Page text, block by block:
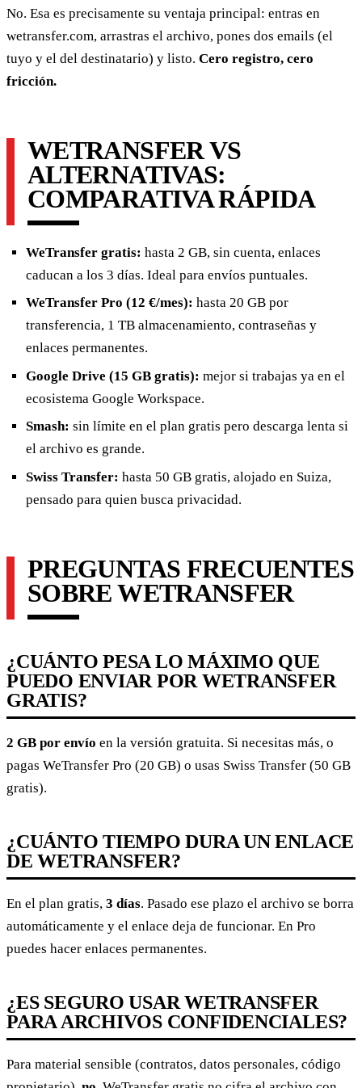
No. Esa es precisamente su ventaja principal: entras en
wetransfer.com, arrastras el archivo, pones dos emails (el
tuyo y el del destinatario) y listo. Cero registro, cero
fricción.
WETRANSFER VS
ALTERNATIVAS:
COMPARATIVA RÁPIDA
WeTransfer gratis: hasta 2 GB, sin cuenta, enlaces
caducan a los 3 días. Ideal para envíos puntuales.
WeTransfer Pro (12 €/mes): hasta 20 GB por
transferencia, 1 TB almacenamiento, contraseñas y
enlaces permanentes.
Google Drive (15 GB gratis): mejor si trabajas ya en el
ecosistema Google Workspace.
Smash: sin límite en el plan gratis pero descarga lenta si
el archivo es grande.
Swiss Transfer: hasta 50 GB gratis, alojado en Suiza,
pensado para quien busca privacidad.
PREGUNTAS FRECUENTES
SOBRE WETRANSFER
¿CUÁNTO PESA LO MÁXIMO QUE
PUEDO ENVIAR POR WETRANSFER
GRATIS?
2 GB por envío en la versión gratuita. Si necesitas más, o
pagas WeTransfer Pro (20 GB) o usas Swiss Transfer (50 GB
gratis).
¿CUÁNTO TIEMPO DURA UN ENLACE
DE WETRANSFER?
En el plan gratis, 3 días. Pasado ese plazo el archivo se borra
automáticamente y el enlace deja de funcionar. En Pro
puedes hacer enlaces permanentes.
¿ES SEGURO USAR WETRANSFER
PARA ARCHIVOS CONFIDENCIALES?
Para material sensible (contratos, datos personales, código